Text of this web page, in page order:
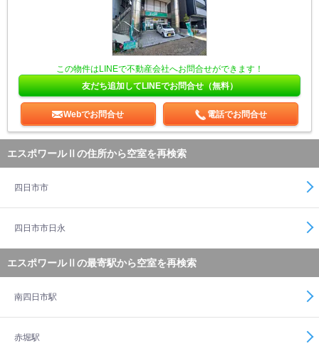
この物件はLINEで不動産会社へお問合せができます！
友だち追加してLINEでお問合せ（無料）
Webでお問合せ 電話でお問合せ
エスポワールⅡの住所から空室を再検索
四日市市
四日市市日永
エスポワールⅡの最寄駅から空室を再検索
南四日市駅
赤堀駅